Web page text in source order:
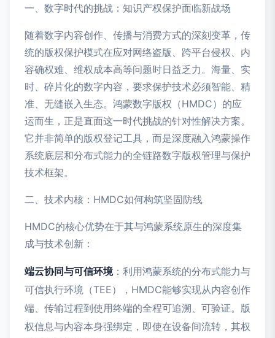
一、数字时代的挑战：知识产权保护面临新战场
随着数字内容创作、传播与消费方式的深刻变革，传
统的版权保护模式在应对网络盗版、跨平台侵权、内
容确权难、维权成本高等问题时日益乏力。海量、实
时、碎片化的数字内容，要求保护技术必须智能、精
准、无缝嵌入生态。鸿蒙数字版权（HMDC）的应
运而生，正是直面这一时代挑战的针对性解决方案。
它并非简单的版权登记工具，而是深度融入鸿蒙操作
系统底层和分布式能力的全链路数字版权管理与保护
技术框架。
二、技术内核：HMDC如何构筑坚固防线
HMDC的核心优势在于其与鸿蒙系统原生的深度集
成与技术创新：
端云协同与可信环境：利用鸿蒙系统的分布式能力与
可信执行环境（TEE），HMDC能够实现从内容创作
端、传输过程到使用终端的全程可追溯、可验证。版
权信息与内容本身强绑定，即使在设备间流转，其权